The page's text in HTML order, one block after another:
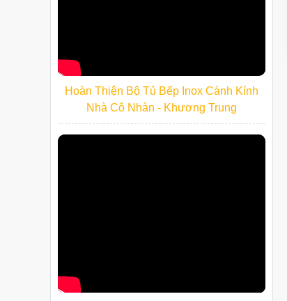
Hoàn Thiện Bộ Tủ Bếp Inox Cánh Kính
Nhà Cô Nhàn - Khương Trung